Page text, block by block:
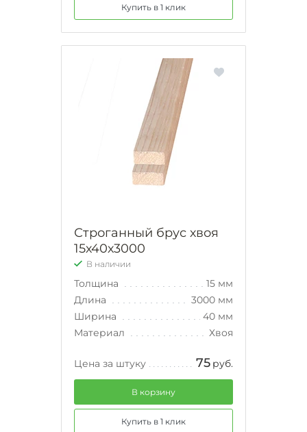
Купить в 1 клик
Строганный брус хвоя
15х40х3000
В наличии
Толщина
15 мм
Длина
3000 мм
Ширина
40 мм
Материал
Хвоя
Цена за штуку 75 руб.
В корзину
Купить в 1 клик